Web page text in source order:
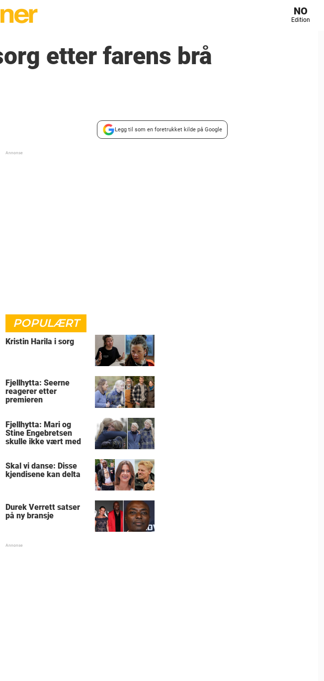
NO
Edition
etter farens brå
Legg til som en foretrukket kilde på Google
POPULÆRT
Kristin Harila i sorg
Fjellhytta: Seerne
reagerer etter
premieren
Fjellhytta: Mari og
Stine Engebretsen
skulle ikke vært med
Skal vi danse: Disse
kjendisene kan delta
Durek Verrett satser
på ny bransje